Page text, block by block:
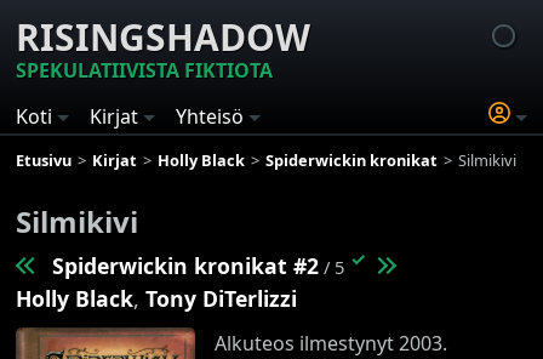
RISINGSHADOW
SPEKULATIIVISTA FIKTIOTA
Koti
Kirjat Yhteisö
Etusivu Kirjat Holly Black Spiderwickin kronikat Silmikivi
Silmikivi
Spiderwickin kronikat #2 / 5 ✓
Holly Black,Tony DiTerlizzi
Alkuteos ilmestynyt 2003.